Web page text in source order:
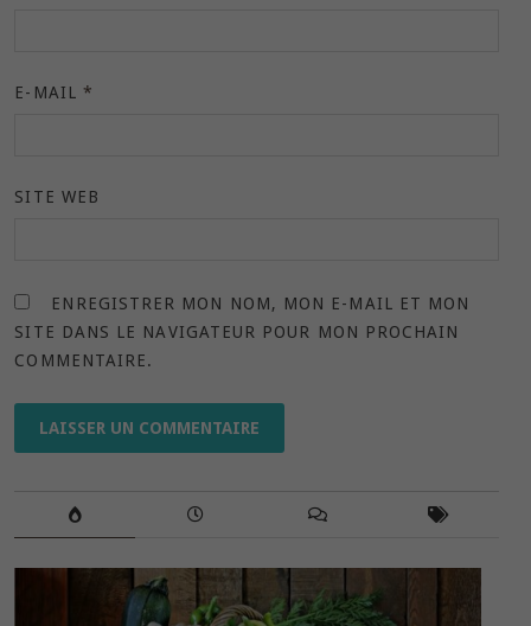
E-MAIL *
SITE WEB
ENREGISTRER MON NOM, MON E-MAIL ET MON
SITE DANS LE NAVIGATEUR POUR MON PROCHAIN
COMMENTAIRE.